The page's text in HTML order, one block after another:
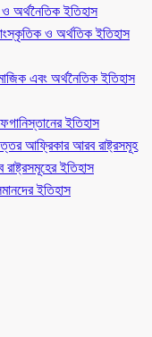
অর্থনৈতিক ইতিহাস
ও অর্থতিক ইতিহাস
এবং অর্থনৈতিক ইতিহাস
ইতিহাস
আফ্রিকার আরব রাষ্ট্রসমূহ
ইতিহাস
ইতিহাস